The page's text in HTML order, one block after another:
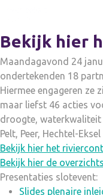
Bekijk hier
Maandagavond 24
ondertekenden 18
Hiermee engageren ze
maar liefst 46 acties
droogte, waterkwaliteit
Pelt, Peer, Hechtel-
Bekijk hier het
Bekijk hier de
Presentaties slotevent:
Slides plenaire